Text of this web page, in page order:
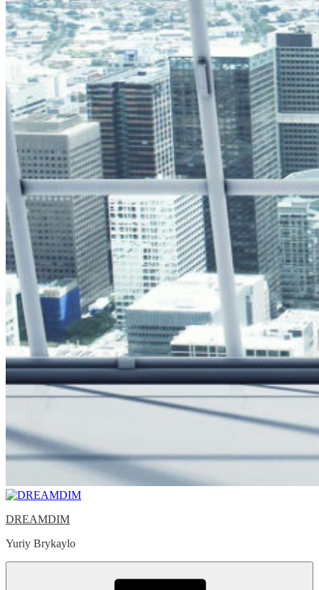
DREAMDIM
Yuriy Brykaylo